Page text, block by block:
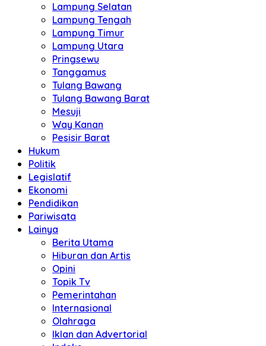
Lampung Selatan
Lampung Tengah
Lampung Timur
Lampung Utara
Pringsewu
Tanggamus
Tulang Bawang
Tulang Bawang Barat
Mesuji
Way Kanan
Pesisir Barat
Hukum
Politik
Legislatif
Ekonomi
Pendidikan
Pariwisata
Lainya
Berita Utama
Hiburan dan Artis
Opini
Topik Tv
Pemerintahan
Internasional
Olahraga
Iklan dan Advertorial